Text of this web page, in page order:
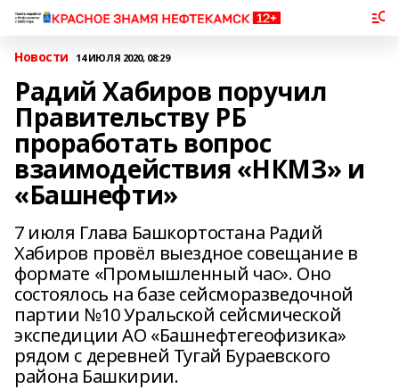
Новости 14 ИЮЛЯ 2020, 08:29
Радий Хабиров поручил
Правительству РБ
проработать вопрос
взаимодействия «НКМЗ» и
«Башнефти»
7 июля Глава Башкортостана Радий
Хабиров провёл выездное совещание в
формате «Промышленный час». Оно
состоялось на базе сейсморазведочной
партии №10 Уральской сейсмической
экспедиции АО «Башнефтегеофизика»
рядом с деревней Тугай Бураевского
района Башкирии.